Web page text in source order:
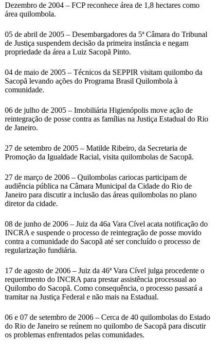
Dezembro de 2004 – FCP reconhece área de 1,8 hectares como
área quilombola.
05 de abril de 2005 – Desembargadores da 5ª Câmara do Tribunal
de Justiça suspendem decisão da primeira instância e negam
propriedade da área a Luiz Sacopã Pinto.
04 de maio de 2005 – Técnicos da SEPPIR visitam quilombo da
Sacopã levando ações do Programa Brasil Quilombola à
comunidade.
06 de julho de 2005 – Imobiliária Higienópolis move ação de
reintegração de posse contra as famílias na Justiça Estadual do Rio
de Janeiro.
27 de setembro de 2005 – Matilde Ribeiro, da Secretaria de
Promoção da Igualdade Racial, visita quilombolas de Sacopã.
27 de março de 2006 – Quilombolas cariocas participam de
audiência pública na Câmara Municipal da Cidade do Rio de
Janeiro para discutir a inclusão das áreas quilombolas no plano
diretor da cidade.
08 de junho de 2006 – Juiz da 46a Vara Cível acata notificação do
INCRA e suspende o processo de reintegração de posse movido
contra a comunidade do Sacopã até ser concluído o processo de
regularização fundiária.
17 de agosto de 2006 – Juiz da 46ª Vara Cível julga procedente o
requerimento do INCRA para prestar assistência processual ao
Quilombo do Sacopã. Como consequência, o processo passará a
tramitar na Justiça Federal e não mais na Estadual.
06 e 07 de setembro de 2006 – Cerca de 40 quilombolas do Estado
do Rio de Janeiro se reúnem no quilombo de Sacopã para discutir
os problemas enfrentados pelas comunidades.